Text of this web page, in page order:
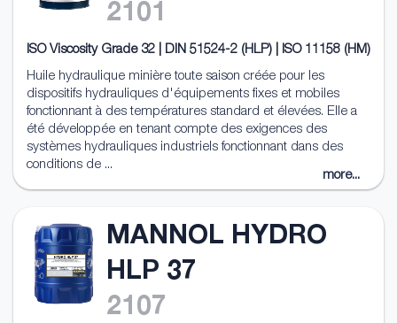
2101
ISO Viscosity Grade 32 | DIN 51524-2 (HLP) | ISO 11158 (HM)
Huile hydraulique minière toute saison créée pour les
dispositifs hydrauliques d'équipements fixes et mobiles
fonctionnant à des températures standard et élevées. Elle a
été développée en tenant compte des exigences des
systèmes hydrauliques industriels fonctionnant dans des
conditions de ...
more...
MANNOL HYDRO
HLP 37
2107